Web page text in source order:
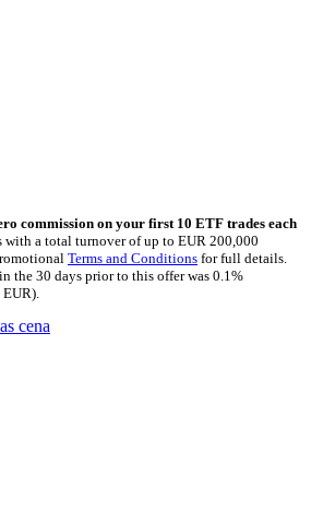
commission on your first 10 ETF trades each
with a total turnover of up to EUR 200,000
Terms and Conditions for full details.
the 30 days prior to this offer was 0.1%
cena